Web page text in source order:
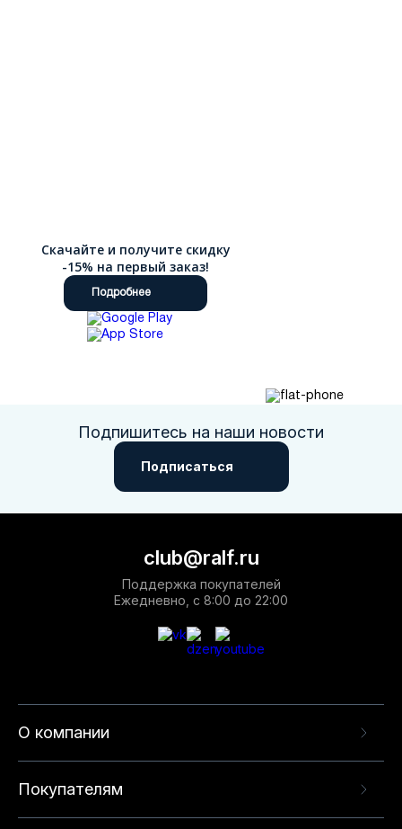
Скачайте и получите скидку
-15% на первый заказ!
Подробнее
Подпишитесь на наши новости
Подписаться
О компании
Покупателям
club@ralf.ru
Поддержка покупателей
Ежедневно, с 8:00 до 22:00